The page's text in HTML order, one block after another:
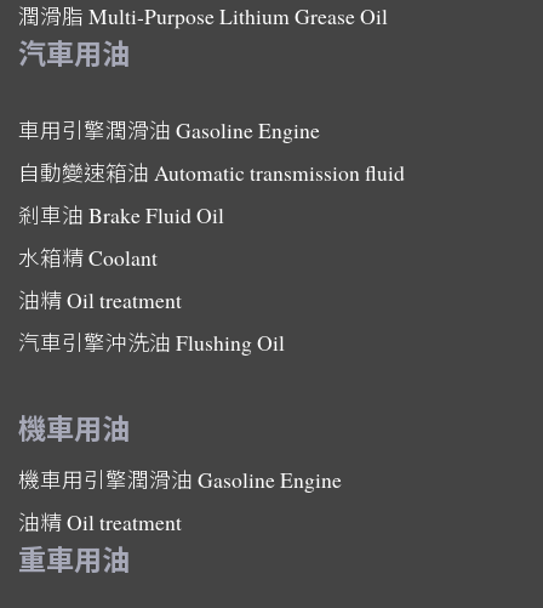
潤滑脂 Multi-Purpose Lithium Grease Oil
汽車用油
車用引擎潤滑油 Gasoline Engine
自動變速箱油 Automatic transmission fluid
剎車油 Brake Fluid Oil
水箱精Coolant
油精Oil treatment
汽車引擎沖洗油 Flushing Oil
機車用油
機車用引擎潤滑油 Gasoline Engine
油精Oil treatment
重車用油